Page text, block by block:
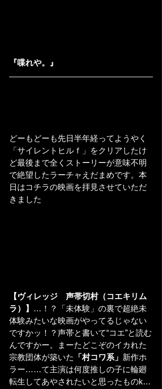
『喋れや。』
どーもどーも先日半年経ってようやく
「サイレントヒルｆ」をクリアしたけ
ど最後まで全くストーリーが意味不明
で絶望したラーチャえだまめです。本
日はコチラの映画を拝見させていただ
きました
【ヴィレッジ　声帯切村（コエキリム
ラ）】
…！？「未体験」の裏で超絶未
体験みたいな映画がやってるじゃない
ですかッ！？声帯と書いて“コエ”と読む
んですかー。まーたどこぞのイカれた
宗教団体が築いた
「村コワ系」 新作ホ
ラー……て主演は何度推しの子に輪廻
転生してあやされたいと思ったものk…